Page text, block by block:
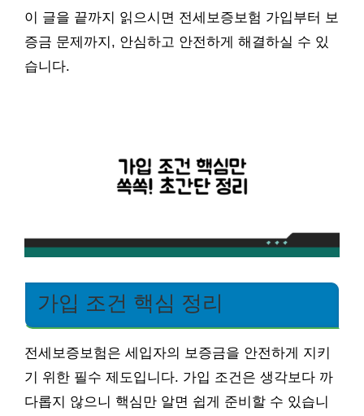
이 글을 끝까지 읽으시면 전세보증보험 가입부터 보
증금 문제까지, 안심하고 안전하게 해결하실 수 있
습니다.
가입 조건 핵심 정리
전세보증보험은 세입자의 보증금을 안전하게 지키
기 위한 필수 제도입니다. 가입 조건은 생각보다 까
다롭지 않으니 핵심만 알면 쉽게 준비할 수 있습니